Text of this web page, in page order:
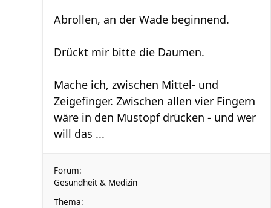
Abrollen, an der Wade beginnend.
Drückt mir bitte die Daumen.
Mache ich, zwischen Mittel- und
Zeigefinger. Zwischen allen vier Fingern
wäre in den Mustopf drücken - und wer
will das ...
Forum:
Gesundheit & Medizin
Thema: